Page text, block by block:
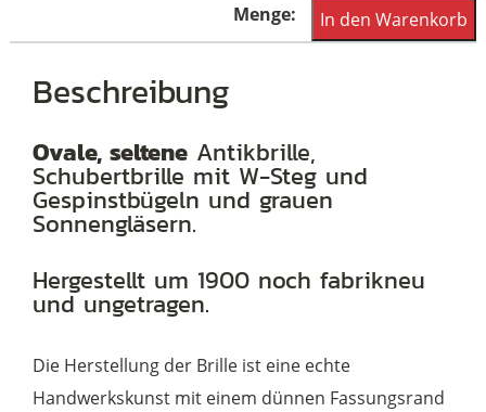
Ovale
Schubert
W-
Steg.
Antikbrille,
um
In den Warenkorb
Beschreibung
Ovale, seltene Antikbrille,
Schubertbrille mit W-Steg und
Gespinstbügeln und grauen
Sonnengläsern.
Hergestellt um 1900 noch fabrikneu
und ungetragen.
Die Herstellung der Brille ist eine echte
Handwerkskunst mit einem dünnen Fassungsrand